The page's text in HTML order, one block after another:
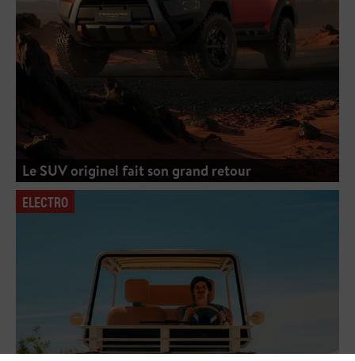
Le SUV originel fait son grand retour
ELECTRO